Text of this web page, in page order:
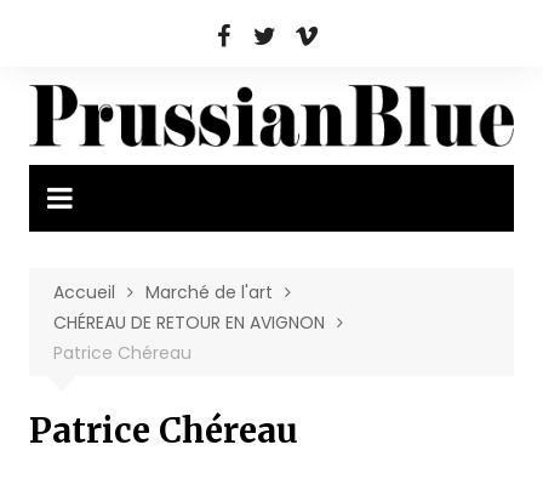
Accueil
Marché de l'art
CHÉREAU DE RETOUR EN AVIGNON
Patrice Chéreau
Patrice Chéreau